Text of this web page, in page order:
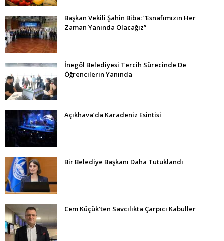
Başkan Vekili Şahin Biba: “Esnafımızın Her
Zaman Yanında Olacağız”
İnegöl Belediyesi Tercih Sürecinde De
Öğrencilerin Yanında
Açıkhava’da Karadeniz Esintisi
Bir Belediye Başkanı Daha Tutuklandı
Cem Küçük’ten Savcılıkta Çarpıcı Kabuller